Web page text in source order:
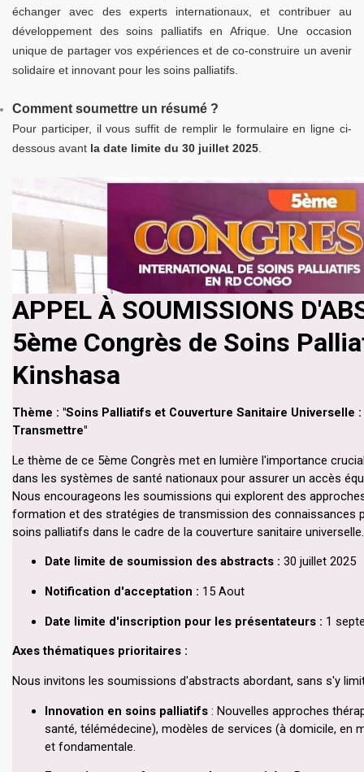
échanger avec des experts internationaux, et contribuer au
développement des soins palliatifs en Afrique. Une occasion
unique de partager vos expériences et de co-construire un avenir
solidaire et innovant pour les soins palliatifs.
Comment soumettre un résumé ?
Pour participer, il vous suffit de remplir le formulaire en ligne ci-
dessous avant la date limite du 30 juillet 2025